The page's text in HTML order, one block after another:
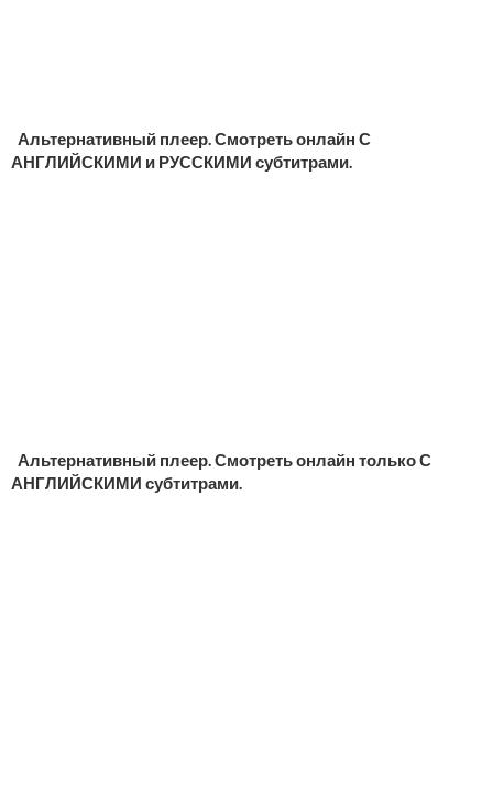
Альтернативный плеер. Смотреть онлайн С
АНГЛИЙСКИМИ и РУССКИМИ субтитрами.
Альтернативный плеер. Смотреть онлайн только С
АНГЛИЙСКИМИ субтитрами.